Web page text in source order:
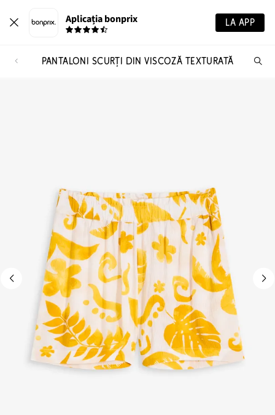
Aplicația bonprix LA APP
PANTALONI SCURȚI DIN VISCOZĂ TEXTURATĂ